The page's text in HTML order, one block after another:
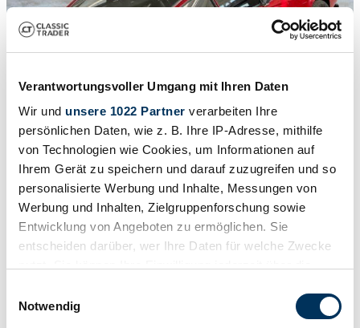
Verantwortungsvoller Umgang mit Ihren Daten
Wir und unsere 1022 Partner verarbeiten Ihre
persönlichen Daten, wie z. B. Ihre IP-Adresse, mithilfe
von Technologien wie Cookies, um Informationen auf
Ihrem Gerät zu speichern und darauf zuzugreifen und so
personalisierte Werbung und Inhalte, Messungen von
Werbung und Inhalten, Zielgruppenforschung sowie
Entwicklung von Angeboten zu ermöglichen. Sie
entscheiden darüber, wer Ihre Daten für welche Zwecke
Trigger Symbol ändern oder widerrufen
Notwendig
/ 50
1972 | Alfa Romeo Junior Zagato GT 1300
Vollständig restauriert